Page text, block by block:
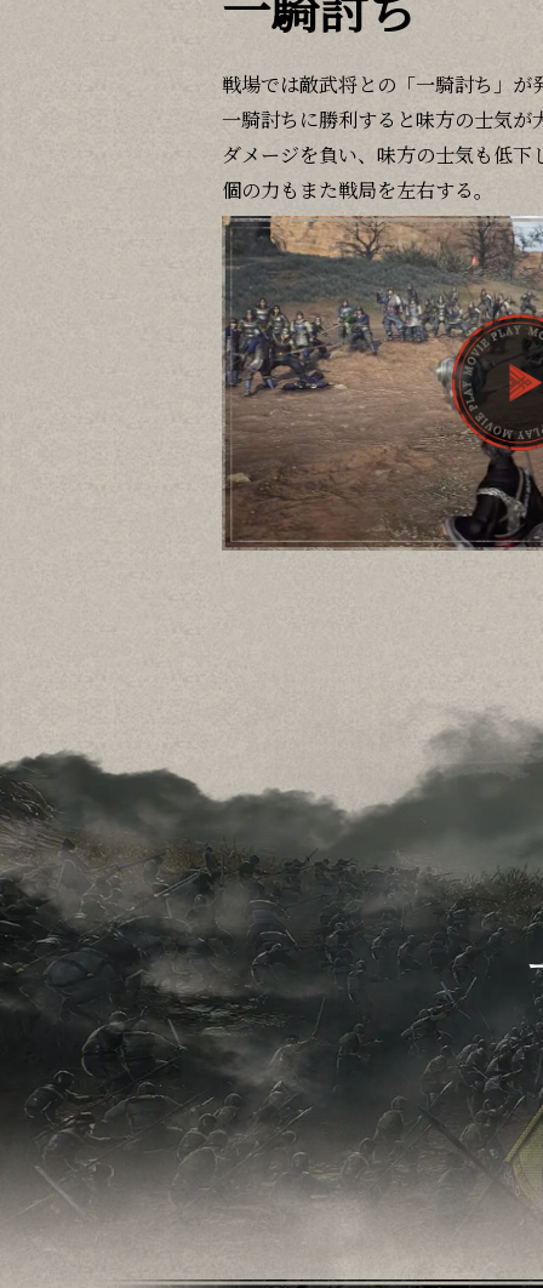
戦場では敵武将との「一騎討ち」が
一騎討ちに勝利すると味方の士気
ダメージを負い、味方の士気も低下
個の力もまた戦局を左右する。